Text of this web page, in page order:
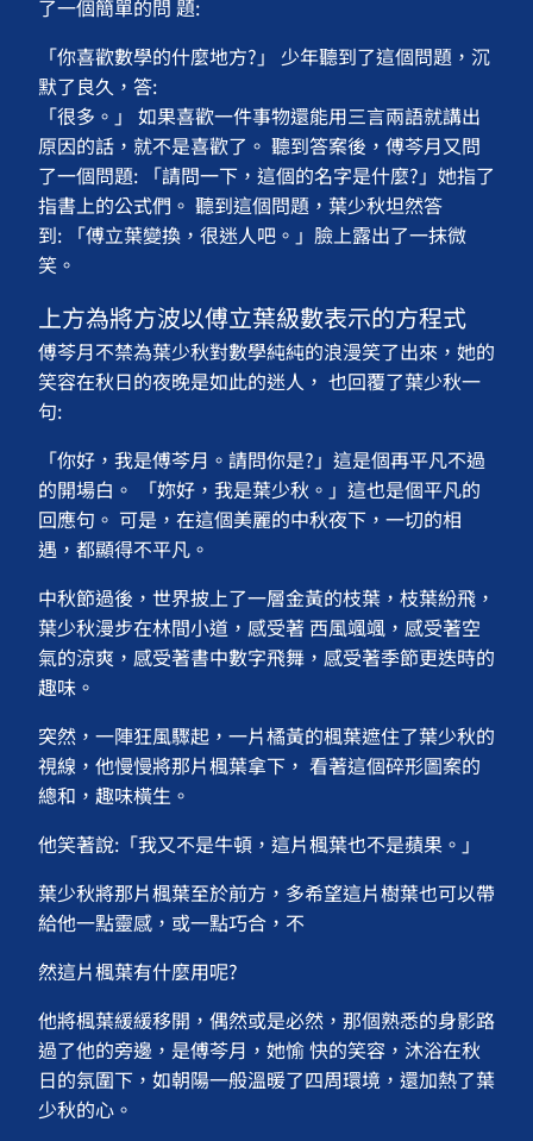
了一個簡單的問 題:
「你喜歡數學的什麼地方?」 少年聽到了這個問題，沉
默了良久，答:
「很多。」 如果喜歡一件事物還能用三言兩語就講出
原因的話，就不是喜歡了。 聽到答案後，傅芩月又問
了一個問題: 「請問一下，這個的名字是什麼?」她指了
指書上的公式們。 聽到這個問題，葉少秋坦然答
到: 「傅立葉變換，很迷人吧。」臉上露出了一抹微
笑。
上方為將方波以傅立葉級數表示的方程式
傅芩月不禁為葉少秋對數學純純的浪漫笑了出來，她的
笑容在秋日的夜晚是如此的迷人， 也回覆了葉少秋一
句:
「你好，我是傅芩月。請問你是?」這是個再平凡不過
的開場白。 「妳好，我是葉少秋。」這也是個平凡的
回應句。 可是，在這個美麗的中秋夜下，一切的相
遇，都顯得不平凡。
中秋節過後，世界披上了一層金黃的枝葉，枝葉紛飛，
葉少秋漫步在林間小道，感受著 西風颯颯，感受著空
氣的涼爽，感受著書中數字飛舞，感受著季節更迭時的
趣味。
突然，一陣狂風驟起，一片橘黃的楓葉遮住了葉少秋的
視線，他慢慢將那片楓葉拿下， 看著這個碎形圖案的
總和，趣味橫生。
他笑著說:「我又不是牛頓，這片楓葉也不是蘋果。」
葉少秋將那片楓葉至於前方，多希望這片樹葉也可以帶
給他一點靈感，或一點巧合，不
然這片楓葉有什麼用呢?
他將楓葉緩緩移開，偶然或是必然，那個熟悉的身影路
過了他的旁邊，是傅芩月，她愉 快的笑容，沐浴在秋
日的氛圍下，如朝陽一般溫暖了四周環境，還加熱了葉
少秋的心。